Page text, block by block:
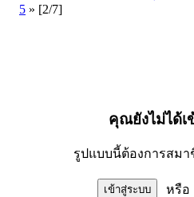
5 » [2/7]
คุณยังไม่ได้เ
รูปแบบนี้ต้องการสม
หรือ